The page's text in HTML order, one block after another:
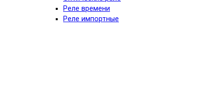
Реле времени
Реле импортные